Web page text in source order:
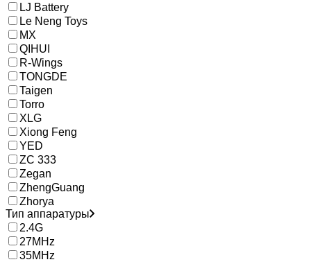
LJ Battery
Le Neng Toys
MX
QIHUI
R-Wings
TONGDE
Taigen
Torro
XLG
Xiong Feng
YED
ZC 333
Zegan
ZhengGuang
Zhorya
Тип аппаратуры
2.4G
27MHz
35MHz